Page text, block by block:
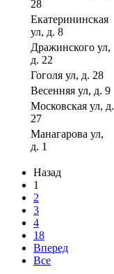
28
Екатерининская
ул, д. 8
Дражинского ул,
д. 22
Гоголя ул, д. 28
Весенняя ул, д. 9
Московская ул, д.
27
Манагарова ул,
д. 1
Назад
1
2
3
4
18
Вперед
Все